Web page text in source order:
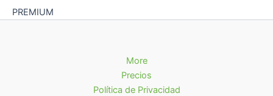
PREMIUM
More
Precios
Política de Privacidad